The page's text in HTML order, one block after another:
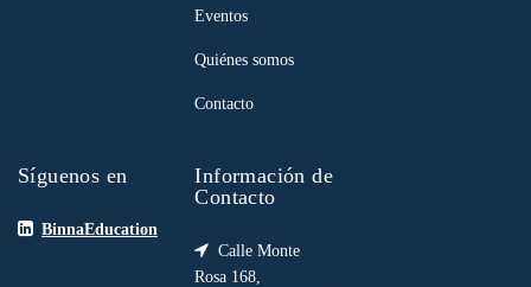
Eventos
Quiénes somos
Contacto
Síguenos en
BinnaEducation
Información de
Contacto
Calle Monte
Rosa 168,